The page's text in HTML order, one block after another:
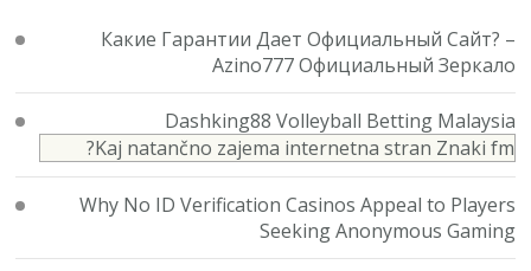
Какие Гарантии Дает Официальный Сайт? –
Azino777 Официальный Зеркало
Dashking88 Volleyball Betting Malaysia
Kaj natančno zajema internetna stran Znaki fm?
Why No ID Verification Casinos Appeal to Players
Seeking Anonymous Gaming